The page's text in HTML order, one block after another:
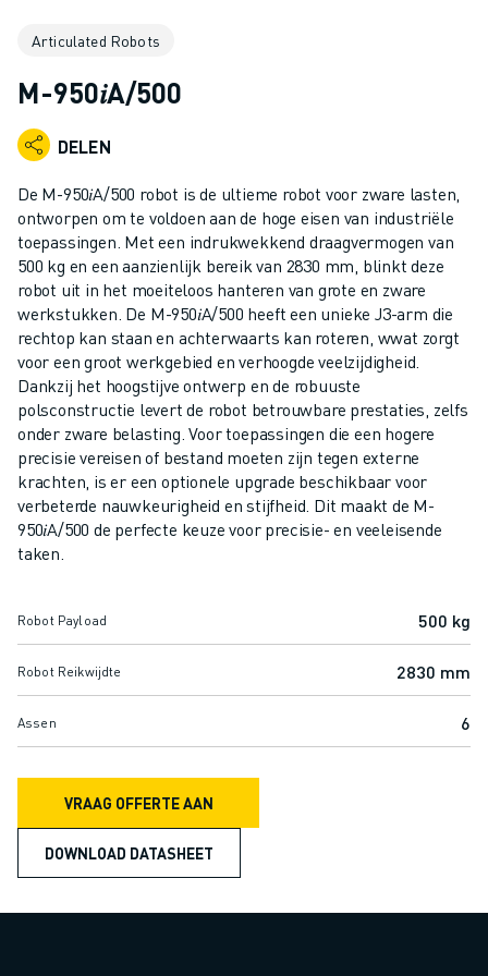
COLLABORATIEVE ROBOTS
ROBOT CONTROLLERS
ROBOT ACCESSOIRES
ROBOT SOFTWARE
SIMULATIE SOFTWARE
ROBOTS VOOR HET ONDERWIJS
ROBOT AUTOMATISERING
BOOGLAS ROBOTS
ARTICULATED ROBOTS
ARC MATE SERIE
M-900 SERIE
DELTA ROBOTS
FOOD & CLEANROOM ROBOTS
VERFSPUIT ROBOTS
PALLETISEER ROBOTS
SCARA ROBOTS
COMPACTE CNC-BEWERKINGSCENTRA
ROBODRILL FILTER
ROBODRILL PREVENTIEF ONDERHOUD
ROBODRILL DUURZAAMHEID
ROBODRILL ROBOT PAKKET
ROBODRILL ONDERWIJS PAKKET
ELEKTRISCHE SPUITGIETMACHINES
ROBOSHOT FILTER
ROBOSHOT ELEKTRISCHE SPUITGIETMACHINES
ROBOSHOT HARDWARE
ROBOSHOT DUURZAAMHEID
Articulated Robots
M-950𝑖A/500
DELEN
De M-950𝑖A/500 robot is de ultieme robot voor zware lasten,
ontworpen om te voldoen aan de hoge eisen van industriële
toepassingen. Met een indrukwekkend draagvermogen van
500 kg en een aanzienlijk bereik van 2830 mm, blinkt deze
robot uit in het moeiteloos hanteren van grote en zware
werkstukken. De M-950𝑖A/500 heeft een unieke J3-arm die
rechtop kan staan en achterwaarts kan roteren, wwat zorgt
voor een groot werkgebied en verhoogde veelzijdigheid.
Dankzij het hoogstijve ontwerp en de robuuste
polsconstructie levert de robot betrouwbare prestaties, zelfs
onder zware belasting. Voor toepassingen die een hogere
precisie vereisen of bestand moeten zijn tegen externe
krachten, is er een optionele upgrade beschikbaar voor
verbeterde nauwkeurigheid en stijfheid. Dit maakt de M-
950𝑖A/500 de perfecte keuze voor precisie- en veeleisende
taken.
Robot Payload 500 kg
Robot Reikwijdte 2830 mm
Assen 6
VRAAG OFFERTE AAN
DOWNLOAD DATASHEET